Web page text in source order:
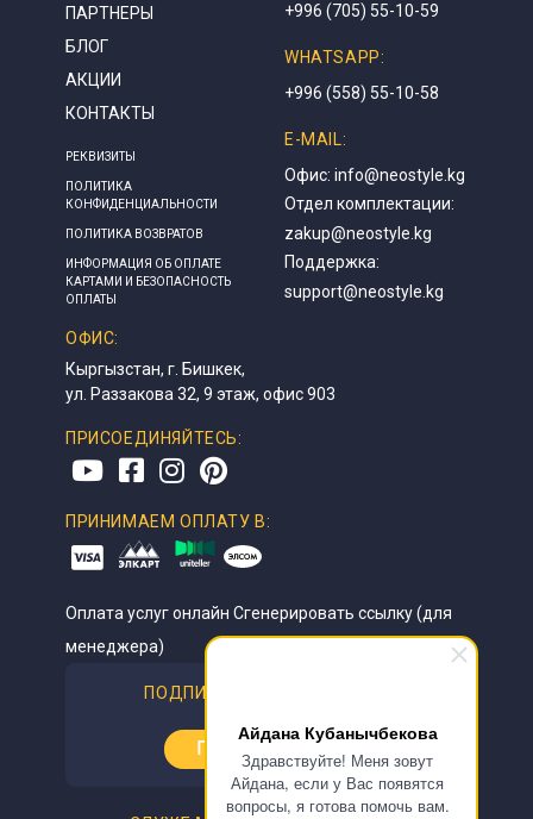
Айдана Кубанычбекова
Здравствуйте! Меня зовут
Айдана, если у Вас появятся
вопросы, я готова помочь вам.
ПАРТНЕРЫ
БЛОГ
АКЦИИ
КОНТАКТЫ
РЕКВИЗИТЫ
ПОЛИТИКА
КОНФИДЕНЦИАЛЬНОСТИ
ПОЛИТИКА ВОЗВРАТОВ
ИНФОРМАЦИЯ ОБ ОПЛАТЕ
КАРТАМИ И БЕЗОПАСНОСТЬ
ОПЛАТЫ
+996 (705) 55-10-59
WHATSAPP:
+996 (558) 55-10-58
E-MAIL:
Офис: info@neostyle.kg
Отдел комплектации:
zakup@neostyle.kg
Поддержка:
support@neostyle.kg
ОФИС:
Кыргызстан, г. Бишкек,
ул. Раззакова 32, 9 этаж, офис 903
ПРИСОЕДИНЯЙТЕСЬ:
ПРИНИМАЕМ ОПЛАТУ В:
Оплата услуг онлайн Сгенерировать ссылку (для
менеджера)
ПОДПИСАТЬСЯ НА НОВОСТИ
Подписаться